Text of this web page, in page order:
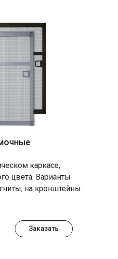
каркасе,
цвета. Варианты
на кронштейны
Заказать